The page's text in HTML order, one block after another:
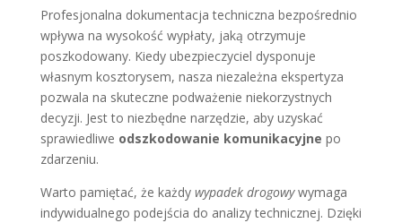
Profesjonalna dokumentacja techniczna bezpośrednio
wpływa na wysokość wypłaty, jaką otrzymuje
poszkodowany. Kiedy ubezpieczyciel dysponuje
własnym kosztorysem, nasza niezależna ekspertyza
pozwala na skuteczne podważenie niekorzystnych
decyzji. Jest to niezbędne narzędzie, aby uzyskać
sprawiedliwe odszkodowanie komunikacyjne po
zdarzeniu.
Warto pamiętać, że każdy wypadek drogowywymaga
indywidualnego podejścia do analizy technicznej. Dzięki